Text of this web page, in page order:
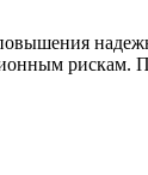
рискам.